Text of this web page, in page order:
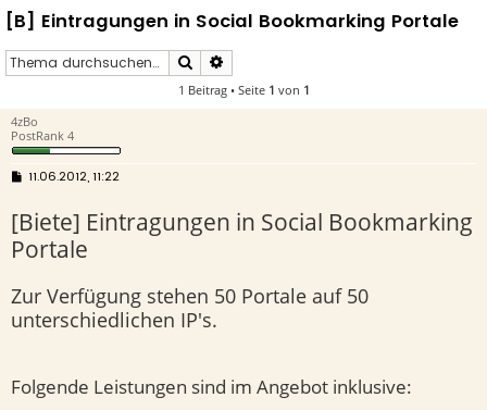
[B] Eintragungen in Social Bookmarking Portale
Suche
1 Beitrag • Seite 1 von 1
4zBo
PostRank 4
B
t
r
a
g
11.06.2012, 11:22
[Biete] Eintragungen in Social Bookmarking
Portale
Zur Verfügung stehen 50 Portale auf 50
unterschiedlichen IP's.
Folgende Leistungen sind im Angebot inklusive: